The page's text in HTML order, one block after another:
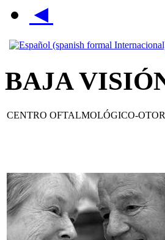
◄
BAJA
CENTRO OFTALMOLÓGICO-